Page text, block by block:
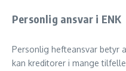
Personlig ansvar i ENK
Personlig hefteansvar betyr
kan kreditorer i mange